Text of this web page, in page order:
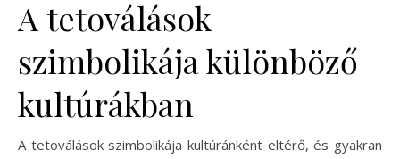
A tetoválások
szimbolikája különböző
kultúrákban
A tetoválások szimbolikája kultúránként eltérő, és gyakran